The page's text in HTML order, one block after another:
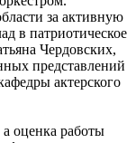
за активную
в патриотическое
Чердовских,
представлений
актерского
оценка работы